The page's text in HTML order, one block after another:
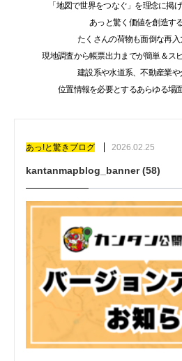
「地図で世界をつなぐ」を理念に掲
あっと驚く価値を創造す
たくさんの荷物も面倒な再入
現地調査から帳票出力までが簡単＆ス
建設系や水道系、不動産業や
位置情報を必要とするあらゆる場
あっ!と驚きブログ 2026.02.25
kantanmapblog_banner (58)